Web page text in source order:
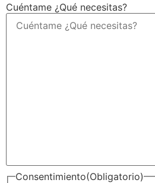
Cuéntame ¿Qué necesitas?
Consentimiento(Obligatorio)